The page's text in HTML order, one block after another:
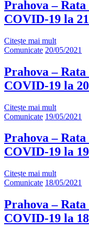
Prahova –
COVID-19 la
Citește mai mult
Comunicate 20/05/2021
Prahova –
COVID-19 la
Citește mai mult
Comunicate 19/05/2021
Prahova –
COVID-19 la
Citește mai mult
Comunicate 18/05/2021
Prahova –
COVID-19 la